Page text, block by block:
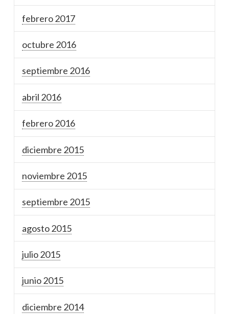
febrero 2017
octubre 2016
septiembre 2016
abril 2016
febrero 2016
diciembre 2015
noviembre 2015
septiembre 2015
agosto 2015
julio 2015
junio 2015
diciembre 2014